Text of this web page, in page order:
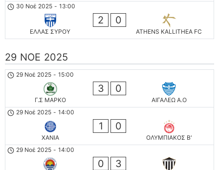
30 Νοέ 2025 - 13:00
ΕΛΛΑΣ ΣΥΡΟΥ
2 0
ATHENS KALLITHEA FC
29 ΝΟΈ 2025
29 Νοέ 2025 - 15:00
Γ.Σ ΜΑΡΚΟ
3 0
ΑΙΓΑΛΕΩ A.O
29 Νοέ 2025 - 14:00
ΧΑΝΙΑ
1 0
ΟΛΥΜΠΙΑΚΟΣ Β'
29 Νοέ 2025 - 14:00
0 3